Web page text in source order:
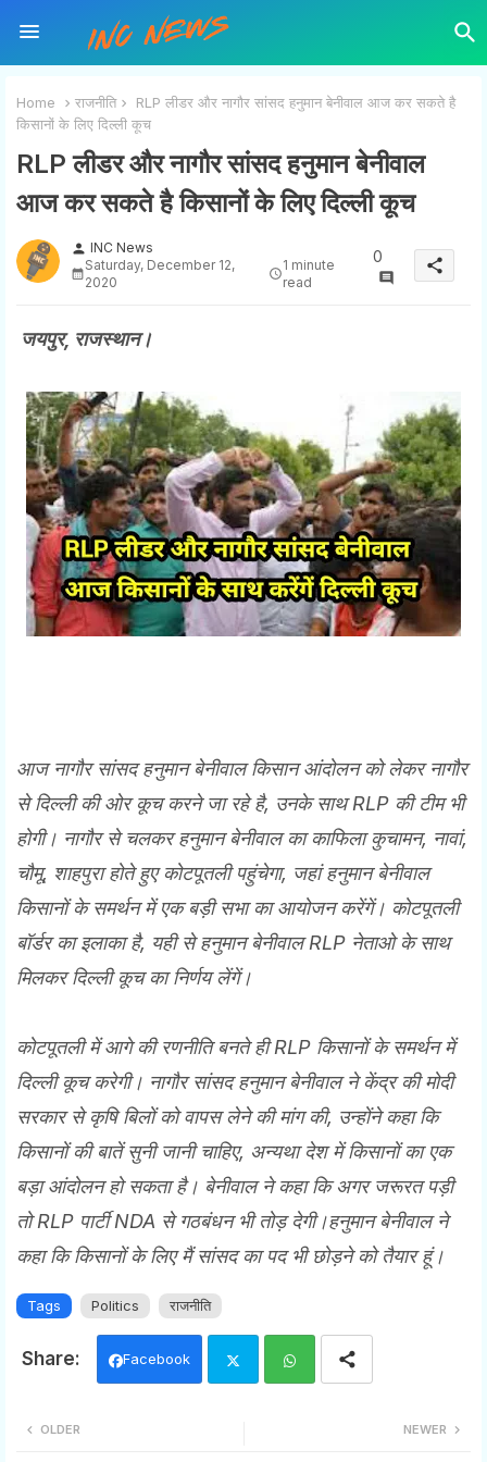
Home राजनीति
RLP लीडर और नागौर सांसद हनुमान बेनीवाल आज कर सकते है
किसानों के लिए दिल्ली कूच
RLP लीडर और नागौर सांसद हनुमान बेनीवाल
आज कर सकते है किसानों के लिए दिल्ली कूच
person INC News
Saturday, December 12,
2020
1 minute
read
0 share
जयपुर, राजस्थान।
आज नागौर सांसद हनुमान बेनीवाल किसान आंदोलन को लेकर नागौर
से दिल्ली की ओर कूच करने जा रहे है, उनके साथ RLP की टीम भी
होगी। नागौर से चलकर हनुमान बेनीवाल का काफिला कुचामन, नावां,
चौमू, शाहपुरा होते हुए कोटपूतली पहुंचेगा, जहां हनुमान बेनीवाल
किसानों के समर्थन में एक बड़ी सभा का आयोजन करेंगें। कोटपूतली
बॉर्डर का इलाका है, यही से हनुमान बेनीवाल RLP नेताओ के साथ
मिलकर दिल्ली कूच का निर्णय लेंगें।
कोटपूतली में आगे की रणनीति बनते ही RLP किसानों के समर्थन में
दिल्ली कूच करेगी। नागौर सांसद हनुमान बेनीवाल ने केंद्र की मोदी
सरकार से कृषि बिलों को वापस लेने की मांग की, उन्होंने कहा कि
किसानों की बातें सुनी जानी चाहिए, अन्यथा देश में किसानों का एक
बड़ा आंदोलन हो सकता है। बेनीवाल ने कहा कि अगर जरूरत पड़ी
तो RLP पार्टी NDA से गठबंधन भी तोड़ देगी।हनुमान बेनीवाल ने
कहा कि किसानों के लिए मैं सांसद का पद भी छोड़ने को तैयार हूं।
Tags Politics राजनीति
Facebook
NEWER
OLDER